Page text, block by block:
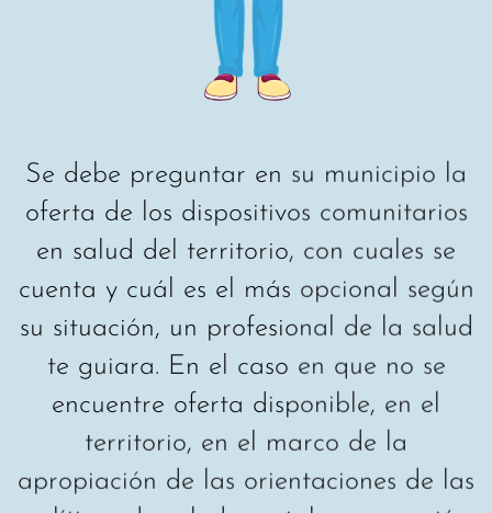
oferta de los dispositivos comunitarios
en salud del territorio, con cuales se
cuenta y cuál es el más opcional según
su situación, un profesional de la salud
te guiara. En el caso en que no se
encuentre oferta disponible, en el
territorio, en el marco de la
apropiación de las orientaciones de las
políticas de salud mental y prevención